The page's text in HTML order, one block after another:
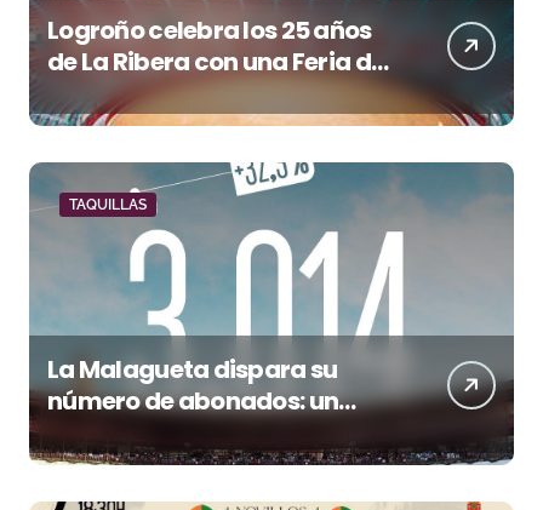
Logroño celebra los 25 años
de La Ribera con una Feria de
San Mateo de máxima
categoría
TAQUILLAS
La Malagueta dispara su
número de abonados: un
aniversario